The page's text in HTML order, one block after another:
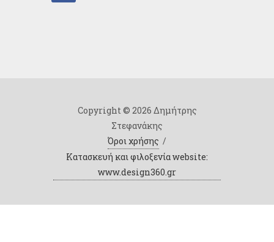
Copyright © 2026 Δημήτρης
Στεφανάκης
Όροι χρήσης /
Κατασκευή και φιλοξενία website:
www.design360.gr